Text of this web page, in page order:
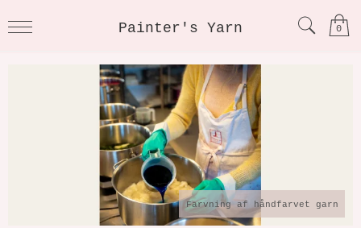
Painter's Yarn 0
Farvning af håndfarvet garn